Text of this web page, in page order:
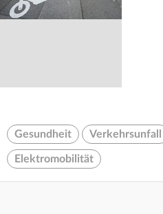
Gesundheit Verkehrsunfall
Elektromobilität